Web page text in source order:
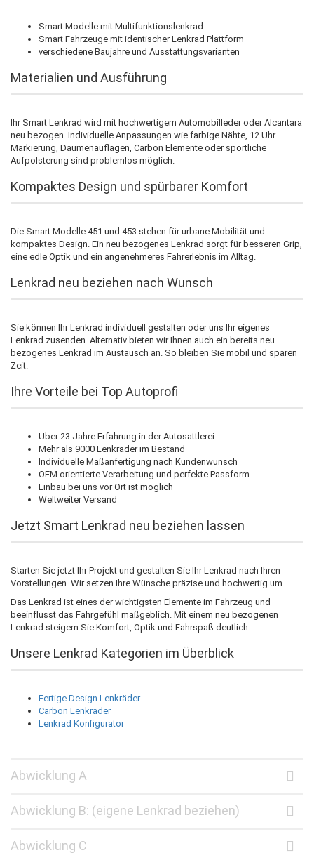
Smart Modelle mit Multifunktionslenkrad
Smart Fahrzeuge mit identischer Lenkrad Plattform
verschiedene Baujahre und Ausstattungsvarianten
Materialien und Ausführung
Ihr Smart Lenkrad wird mit hochwertigem Automobilleder oder Alcantara
neu bezogen. Individuelle Anpassungen wie farbige Nähte, 12 Uhr
Markierung, Daumenauflagen, Carbon Elemente oder sportliche
Aufpolsterung sind problemlos möglich.
Kompaktes Design und spürbarer Komfort
Die Smart Modelle 451 und 453 stehen für urbane Mobilität und
kompaktes Design. Ein neu bezogenes Lenkrad sorgt für besseren Grip,
eine edle Optik und ein angenehmeres Fahrerlebnis im Alltag.
Lenkrad neu beziehen nach Wunsch
Sie können Ihr Lenkrad individuell gestalten oder uns Ihr eigenes
Lenkrad zusenden. Alternativ bieten wir Ihnen auch ein bereits neu
bezogenes Lenkrad im Austausch an. So bleiben Sie mobil und sparen
Zeit.
Ihre Vorteile bei Top Autoprofi
Über 23 Jahre Erfahrung in der Autosattlerei
Mehr als 9000 Lenkräder im Bestand
Individuelle Maßanfertigung nach Kundenwunsch
OEM orientierte Verarbeitung und perfekte Passform
Einbau bei uns vor Ort ist möglich
Weltweiter Versand
Jetzt Smart Lenkrad neu beziehen lassen
Starten Sie jetzt Ihr Projekt und gestalten Sie Ihr Lenkrad nach Ihren
Vorstellungen. Wir setzen Ihre Wünsche präzise und hochwertig um.
Das Lenkrad ist eines der wichtigsten Elemente im Fahrzeug und
beeinflusst das Fahrgefühl maßgeblich. Mit einem neu bezogenen
Lenkrad steigern Sie Komfort, Optik und Fahrspaß deutlich.
Unsere Lenkrad Kategorien im Überblick
Fertige Design Lenkräder
Carbon Lenkräder
Lenkrad Konfigurator
Abwicklung A
Abwicklung B: (eigene Lenkrad beziehen)
Abwicklung C